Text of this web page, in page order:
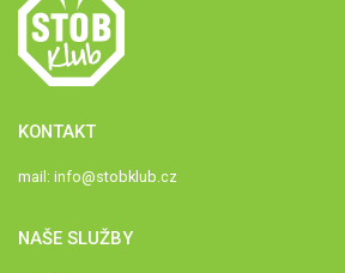
KONTAKT
mail: info@stobklub.cz
NAŠE SLUŽBY